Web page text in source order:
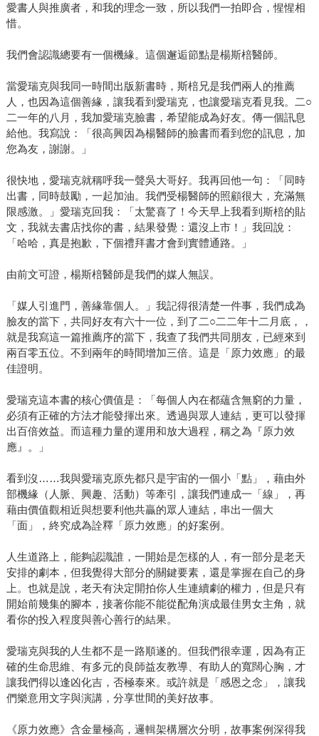
愛書人與推廣者，和我的理念一致，所以我們一拍即合，惺惺相
惜。
我們會認識總要有一個機緣。這個邂逅節點是楊斯棓醫師。
當愛瑞克與我同一時間出版新書時，斯棓兄是我們兩人的推薦
人，也因為這個善緣，讓我看到愛瑞克，也讓愛瑞克看見我。二○
二一年的八月，我加愛瑞克臉書，希望能成為好友。傳一個訊息
給他。我寫說：「很高興因為楊醫師的臉書而看到您的訊息，加
您為友，謝謝。」
很快地，愛瑞克就稱呼我一聲吳大哥好。我再回他一句：「同時
出書，同時鼓勵，一起加油。我們受楊醫師的照顧很大，充滿無
限感激。」愛瑞克回我：「太驚喜了！今天早上我看到斯棓的貼
文，我就去書店找你的書，結果發覺：還沒上市！」我回說：
「哈哈，真是抱歉，下個禮拜書才會到實體通路。」
由前文可證，楊斯棓醫師是我們的媒人無誤。
「媒人引進門，善緣靠個人。」我記得很清楚一件事，我們成為
臉友的當下，共同好友有六十一位，到了二○二二年十二月底，，
就是我寫這一篇推薦序的當下，我查了我們共同朋友，已經來到
兩百零五位。不到兩年的時間增加三倍。這是「原力效應」的最
佳證明。
愛瑞克這本書的核心價值是：「每個人內在都蘊含無窮的力量，
必須有正確的方法才能發揮出來。透過與眾人連結，更可以發揮
出百倍效益。而這種力量的運用和放大過程，稱之為『原力效
應』。」
看到沒……我與愛瑞克原先都只是宇宙的一個小「點」，藉由外
部機緣（人脈、興趣、活動）等牽引，讓我們連成一「線」，再
藉由價值觀相近與想要利他共贏的眾人連結，串出一個大
「面」，終究成為詮釋「原力效應」的好案例。
人生道路上，能夠認識誰，一開始是怎樣的人，有一部分是老天
安排的劇本，但我覺得大部分的關鍵要素，還是掌握在自己的身
上。也就是說，老天有決定開拍你人生連續劇的權力，但是只有
開始前幾集的腳本，接著你能不能從配角演成最佳男女主角，就
看你的投入程度與善心善行的結果。
愛瑞克與我的人生都不是一路順遂的。但我們很幸運，因為有正
確的生命思維、有多元的良師益友教導、有助人的寬闊心胸，才
讓我們得以逢凶化吉，否極泰來。或許就是「感恩之念」，讓我
們樂意用文字與演講，分享世間的美好故事。
《原力效應》含金量極高，邏輯架構層次分明，故事案例深得我